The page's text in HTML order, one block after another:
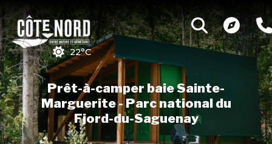
22°C
Prêt-à-camper baie Sainte-
Marguerite - Parc national du
Fjord-du-Saguenay